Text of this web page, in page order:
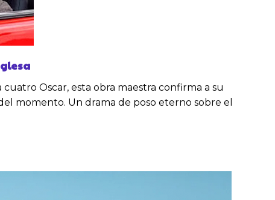
Oscar, esta obra maestra confirma a su
momento. Un drama de poso eterno sobre el